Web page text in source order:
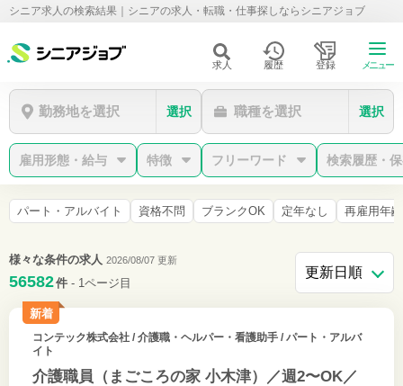
シニア求人の検索結果｜シニアの求人・転職・仕事探しならシニアジョブ
求人 履歴 登録 メニュー
勤務地を選択 選択 職種を選択 選択
雇用形態・給与 特徴 フリーワード 検索履歴・
パート・アルバイト 資格不問 ブランクOK 定年なし 再雇用年
様々な条件の求人 2026/08/07 更新
56582件 - 1ページ目
新着
コンテック株式会社/ 介護職・ヘルパー・看護助手 / パート・アルバ
イト
介護職員（まごころの家 小木津）／週2〜OK／